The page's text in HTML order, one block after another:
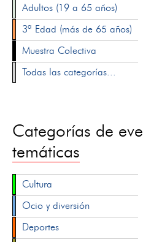
Adultos (19 a 65 años)
3ª Edad (más de 65 años)
Muestra Colectiva
Todas las categorías...
Categorías de
temáticas
Cultura
Ocio y diversión
Deportes